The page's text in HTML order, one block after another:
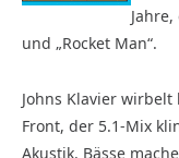
und „Rocket Man“.
Johns Klavier
Front, der 5.1-Mix
Akustik. Bässe